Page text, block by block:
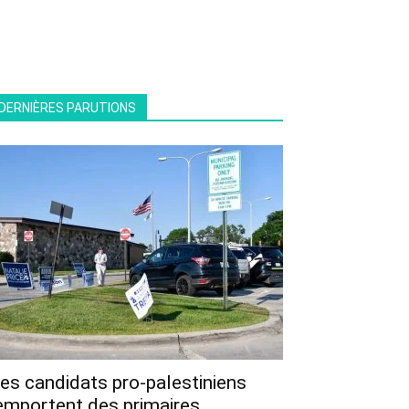
PARUTIONS
candidats pro-palestiniens